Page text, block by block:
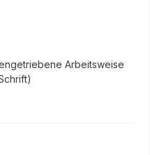
Arbeitsweise